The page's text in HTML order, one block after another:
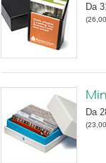
Da
(
Da
(